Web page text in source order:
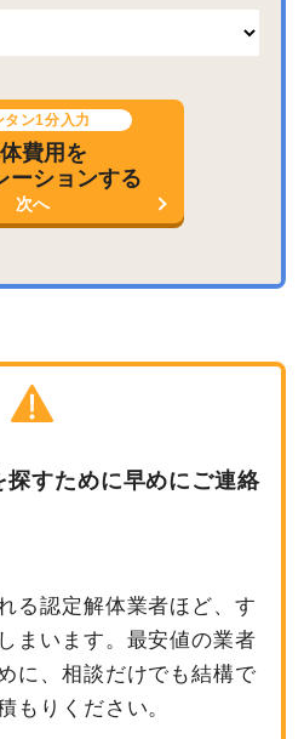
タン1分入力
費用を
ーションする
次へ
すために早めにご連絡
る認定解体業者ほど、す
まいます。最安値の業者
に、相談だけでも結構で
もりください。